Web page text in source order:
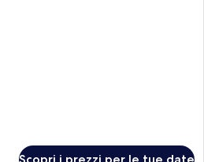
Scopri i prezzi per le tue date